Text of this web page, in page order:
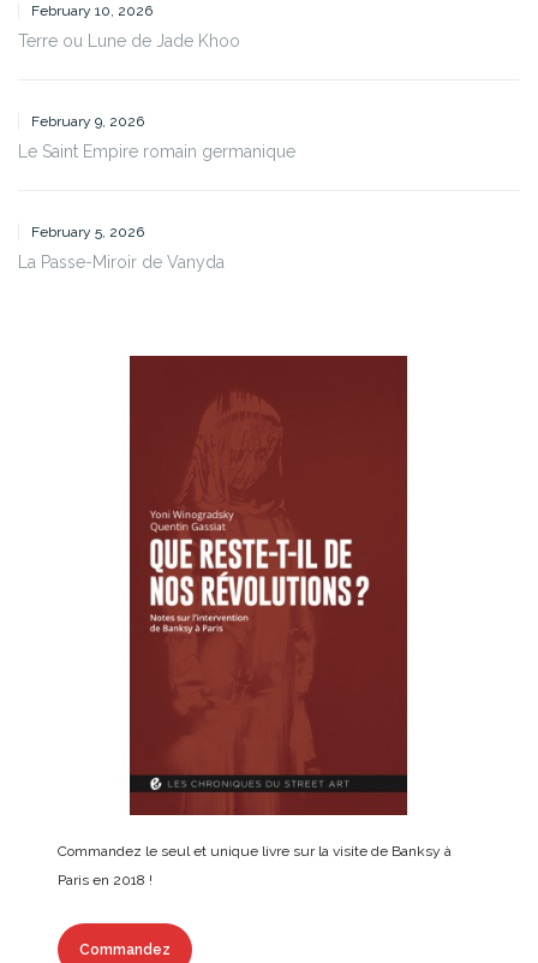
February 10, 2026
Terre ou Lune de Jade Khoo
February 9, 2026
Le Saint Empire romain germanique
February 5, 2026
La Passe-Miroir de Vanyda
Commandez le seul et unique livre sur la visite de Banksy à
Paris en 2018 !
Commandez